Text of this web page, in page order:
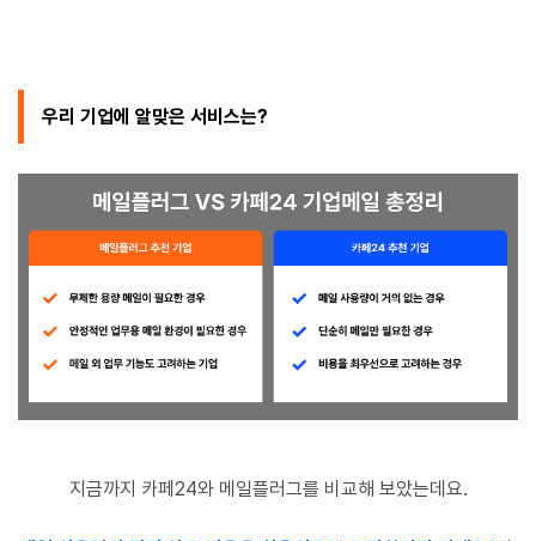
우리 기업에 알맞은 서비스는?
지금까지 카페24와 메일플러그를 비교해 보았는데요.